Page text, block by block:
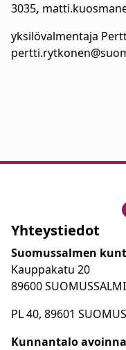
3035,
yksilövalmentaja
Yhteystiedot
Suomussalmen
Kauppakatu 20
89600 SUOMUSSALMI
PL 40, 89601
Kunnantalo avoinna